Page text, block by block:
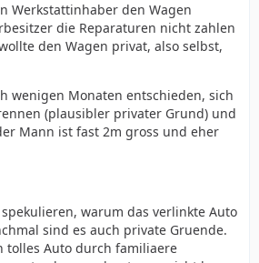
Werkstattinhaber den Wagen
die Reparaturen nicht zahlen
den Wagen privat, also selbst,
wenigen Monaten entschieden, sich
(plausibler privater Grund) und
Mann ist fast 2m gross und eher
warum das verlinkte Auto
sind es auch private Gruende.
tolles Auto durch familiaere